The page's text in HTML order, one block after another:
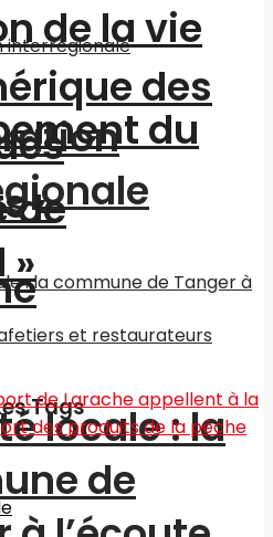
locale : la
de
du
de
Tags
de la vie
des
«
»